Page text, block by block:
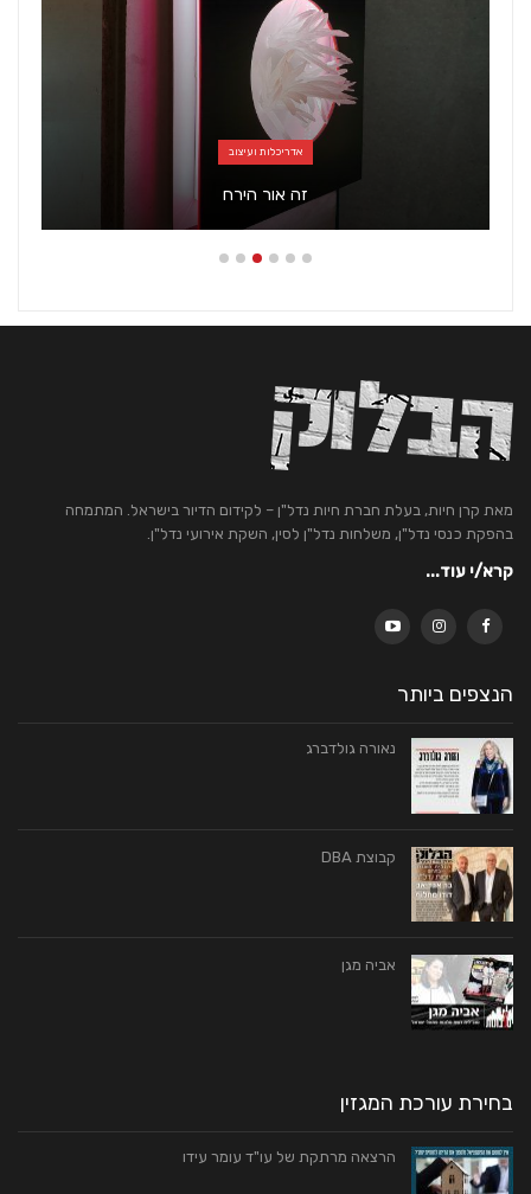
אדריכלות ועיצוב
זה אור הירח
מאת קרן חיות, בעלת חברת חיות נדל"ן – לקידום הדיור בישראל. המתמחה
בהפקת כנסי נדל"ן, משלחות נדל"ן לסין, השקת אירועי נדל"ן.
קרא/י עוד...
הנצפים ביותר
נאורה גולדברג
קבוצת DBA
אביה מגן
בחירת עורכת המגזין
הרצאה מרתקת של עו"ד עומר עידו